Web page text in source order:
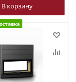
В корзину